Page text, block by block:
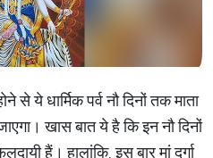
से ये धार्मिक पर्व नौ दिनों तक माता
खास बात ये है कि इन नौ दिनों
हैं। हालांकि, इस बार मां दुर्गा